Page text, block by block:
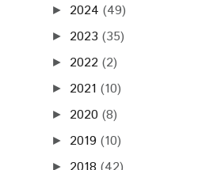
► 2024 (49)
► 2023 (35)
► 2022 (2)
► 2021 (10)
► 2020 (8)
► 2019 (10)
►